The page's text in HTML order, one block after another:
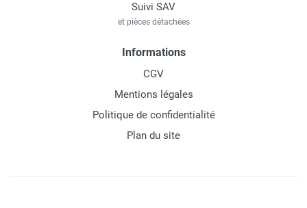
Suivi SAV
et pièces détachées
Informations
CGV
Mentions légales
Politique de confidentialité
Plan du site